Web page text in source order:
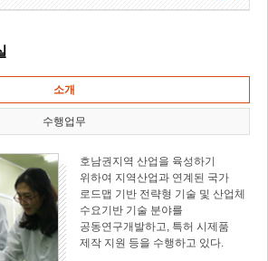
소개
수행업무
호남권지역 산업을 육성하기
위하여 지역산업과 연계된 국가
로드맵 기반 전략형 기술 및 산업체
수요기반 기술 분야를
공동연구개발하고, 특허 시제품
제작 지원 등을 수행하고 있다.